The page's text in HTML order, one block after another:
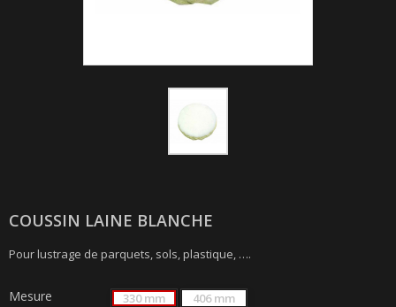
COUSSIN LAINE BLANCHE
Pour lustrage de parquets, sols, plastique, ….
Mesure 330 mm 406 mm